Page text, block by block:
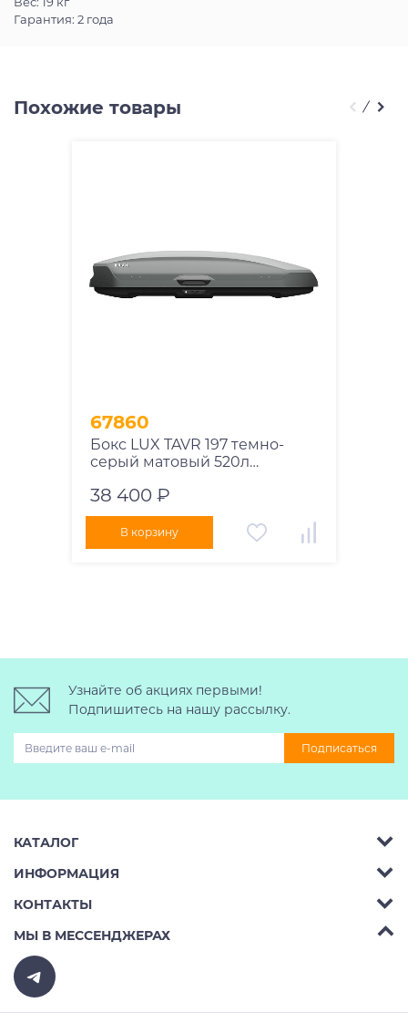
Гарантия: 2 года
Похожие товары
67860
Бокс LUX TAVR 197 темно-
серый матовый 520л
38 400 ₽
В корзину
Узнайте об акциях первыми!
Подпишитесь на нашу рассылку.
Подписаться
КАТАЛОГ
Багажник на крышу авто
Автобоксы
Крепления велосипедов на авто
Крепления лыж и сноубордов на авто
ИНФОРМАЦИЯ
Аренда
Ремонт
Доставка
КОНТАКТЫ
Телефон: 8 (495) 2367486
Бесплатно РФ:
E-mail:
МЫ В МЕССЕНДЖЕРАХ